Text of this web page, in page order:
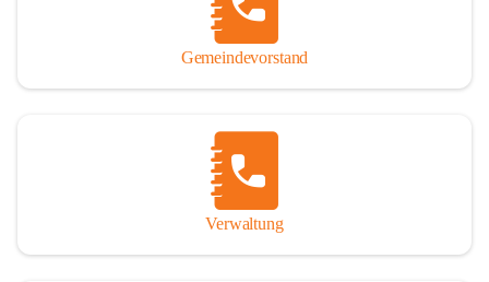
Gemeindevorstand
Verwaltung